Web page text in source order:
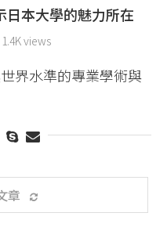
日本大學的魅力所在
1.4K views
界水準的專業學術與
章